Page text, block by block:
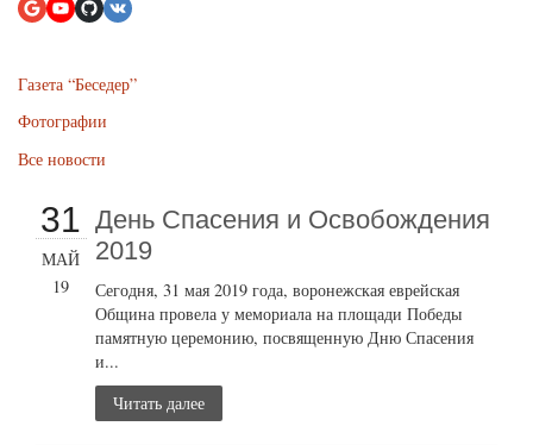
Газета “Беседер”
Фотографии
Все новости
31
МАЙ
19
День Спасения и Освобождения
2019
Сегодня, 31 мая 2019 года, воронежская еврейская
Община провела у мемориала на площади Победы
памятную церемонию, посвященную Дню Спасения
и...
Читать далее